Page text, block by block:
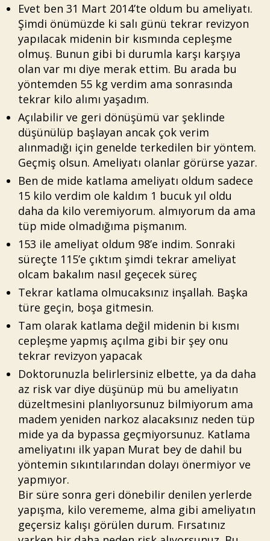
Evet ben 31 Mart 2014’te oldum bu ameliyatı.
Şimdi önümüzde ki salı günü tekrar revizyon
yapılacak midenin bir kısmında cepleşme
olmuş. Bunun gibi bi durumla karşı karşıya
olan var mı diye merak ettim. Bu arada bu
yöntemden 55 kg verdim ama sonrasında
tekrar kilo alımı yaşadım.
Açılabilir ve geri dönüşümü var şeklinde
düşünülüp başlayan ancak çok verim
alınmadığı için genelde terkedilen bir yöntem.
Geçmiş olsun. Ameliyatı olanlar görürse yazar.
Ben de mide katlama ameliyatı oldum sadece
15 kilo verdim ole kaldım 1 bucuk yıl oldu
daha da kilo veremiyorum. almıyorum da ama
tüp mide olmadığıma pişmanım.
153 ile ameliyat oldum 98’e indim. Sonraki
süreçte 115’e çıktım şimdi tekrar ameliyat
olcam bakalım nasıl geçecek süreç
Tekrar katlama olmucaksınız inşallah. Başka
türe geçin, boşa gitmesin.
Tam olarak katlama değil midenin bi kısmı
cepleşme yapmış açılma gibi bir şey onu
tekrar revizyon yapacak
Doktorunuzla belirlersiniz elbette, ya da daha
az risk var diye düşünüp mü bu ameliyatın
düzeltmesini planlıyorsunuz bilmiyorum ama
madem yeniden narkoz alacaksınız neden tüp
mide ya da bypassa geçmiyorsunuz. Katlama
ameliyatını ilk yapan Murat bey de dahil bu
yöntemin sıkıntılarından dolayı önermiyor ve
yapmıyor.
Bir süre sonra geri dönebilir denilen yerlerde
yapışma, kilo verememe, alma gibi ameliyatın
geçersiz kalışı görülen durum. Fırsatınız